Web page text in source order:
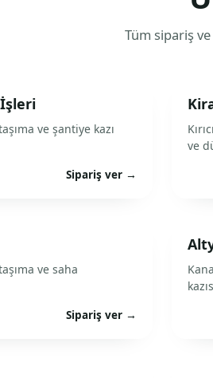
Tüm sipariş
ve şantiye kazı
Sipariş ver →
ve
ve saha
Sipariş ver →